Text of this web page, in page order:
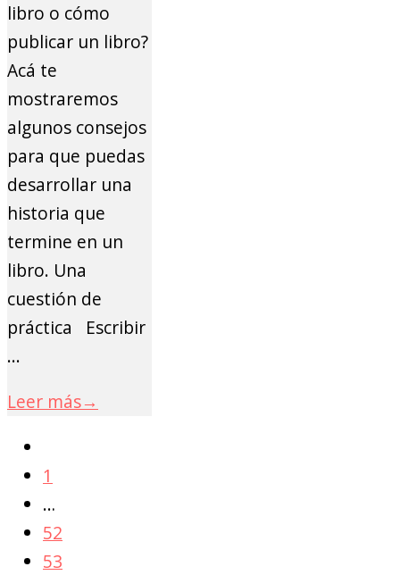
libro o cómo
publicar un libro?
Acá te
mostraremos
algunos consejos
para que puedas
desarrollar una
historia que
termine en un
libro. Una
cuestión de
práctica Escribir
...
Leer más→
1
…
52
53